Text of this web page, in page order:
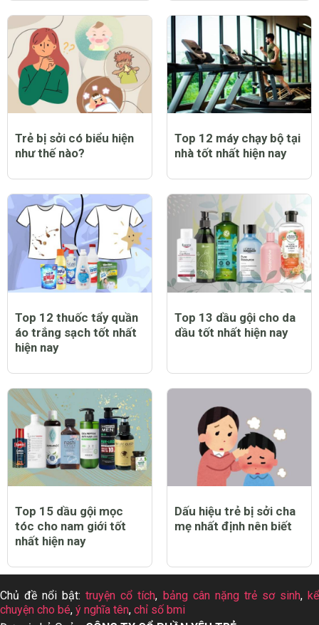
Trẻ bị sởi có biểu hiện
như thế nào?
Top 12 máy chạy bộ tại
nhà tốt nhất hiện nay
Top 12 thuốc tẩy quần
áo trắng sạch tốt nhất
hiện nay
Top 13 dầu gội cho da
dầu tốt nhất hiện nay
Top 15 dầu gội mọc
tóc cho nam giới tốt
nhất hiện nay
Dấu hiệu trẻ bị sởi cha
mẹ nhất định nên biết
Chủ đề nổi bật:truyện cổ tích, bảng cân nặng trẻ sơ sinh, kể
chuyện cho bé, ý nghĩa tên, chỉ số bmi